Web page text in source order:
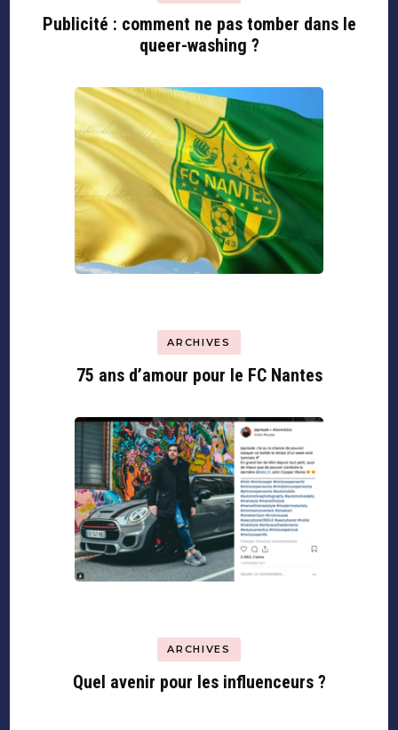
Publicité : comment ne pas tomber dans le
queer-washing ?
ARCHIVES
75 ans d’amour pour le FC Nantes
ARCHIVES
Quel avenir pour les influenceurs ?